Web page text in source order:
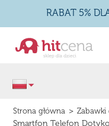
RABAT 5%
Odstąp od
Strona główna > Zabawki
Smartfon Telefon